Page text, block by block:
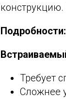
Подробности:
Требует
Сложнее